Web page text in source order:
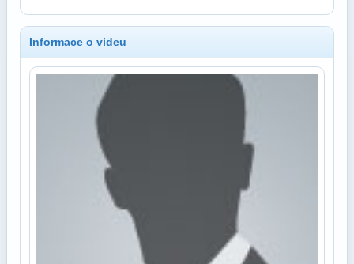
Informace o videu